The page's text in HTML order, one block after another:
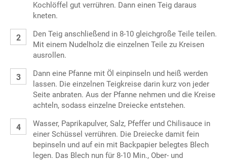
Kochlöffel gut verrühren. Dann einen Teig daraus
kneten.
Den Teig anschließend in 8-10 gleichgroße Teile teilen.
Mit einem Nudelholz die einzelnen Teile zu Kreisen
ausrollen.
Dann eine Pfanne mit Öl einpinseln und heiß werden
lassen. Die einzelnen Teigkreise darin kurz von jeder
Seite anbraten. Aus der Pfanne nehmen und die Kreise
achteln, sodass einzelne Dreiecke entstehen.
Wasser, Paprikapulver, Salz, Pfeffer und Chilisauce in
einer Schüssel verrühren. Die Dreiecke damit fein
bepinseln und auf ein mit Backpapier belegtes Blech
legen. Das Blech nun für 8-10 Min., Ober- und